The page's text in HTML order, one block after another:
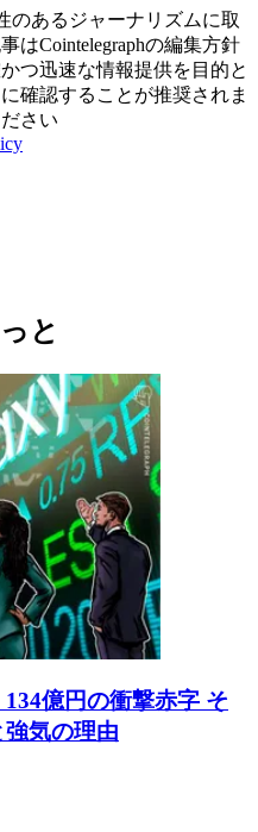
のあるジャーナリズムに取
はCointelegraphの編集方針
つ迅速な情報提供を目的と
確認することが推奨されま
さい
と
億円の衝撃赤字 そ
気の理由